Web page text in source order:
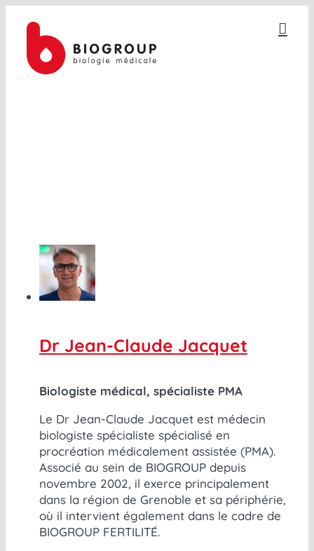
contenu
Dr Jean-Claude Jacquet
Biologiste médical, spécialiste PMA
Le Dr Jean-Claude Jacquet est médecin
biologiste spécialiste spécialisé en
procréation médicalement assistée (PMA).
Associé au sein de BIOGROUP depuis
novembre 2002, il exerce principalement
dans la région de Grenoble et sa périphérie,
où il intervient également dans le cadre de
BIOGROUP FERTILITÉ.